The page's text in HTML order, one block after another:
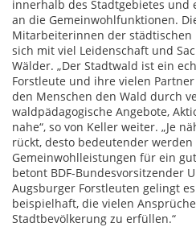
innerhalb des Stadtgebietes und
an die Gemeinwohlfunktionen.
Mitarbeiterinnen der städtischen
sich mit viel Leidenschaft und
Wälder. „Der Stadtwald ist ein
Forstleute und ihre vielen
den Menschen den Wald durch
waldpädagogische Angebote,
nahe“, so von Keller weiter. „Je
rückt, desto bedeutender werden
Gemeinwohlleistungen für ein
betont BDF-Bundesvorsitzender
Augsburger Forstleuten gelingt
beispielhaft, die vielen
Stadtbevölkerung zu erfüllen.“